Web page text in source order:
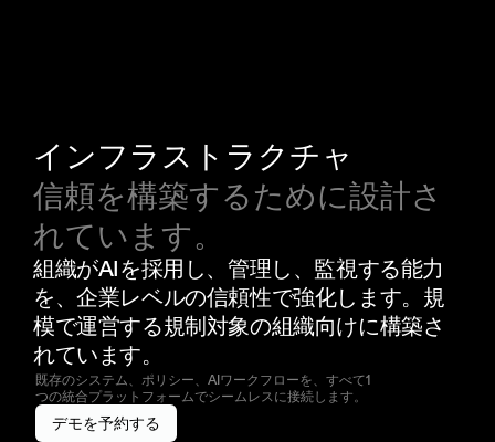
インフラストラクチャ
信頼を構築するために設計さ
れています。
組織がAIを採用し、管理し、監視する能力
を、企業レベルの信頼性で強化します。規
模で運営する規制対象の組織向けに構築さ
れています。
既存のシステム、ポリシー、AIワークフローを、すべて1
つの統合プラットフォームでシームレスに接続します。
デモを予約する